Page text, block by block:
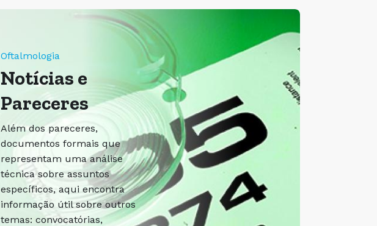
Oftalmologia
Notícias e
Pareceres
Além dos pareceres,
documentos formais que
representam uma análise
técnica sobre assuntos
específicos, aqui encontra
informação útil sobre outros
temas: convocatórias,